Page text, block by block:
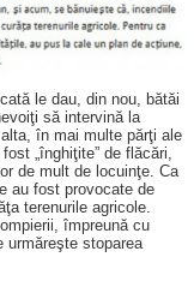
le dau, din nou, bătăi
să intervină la
în mai multe părţi ale
„înghiţite” de flăcări,
de mult de locuinţe. Ca
au fost provocate de
terenurile agricole.
împreună cu
urmăreşte stoparea